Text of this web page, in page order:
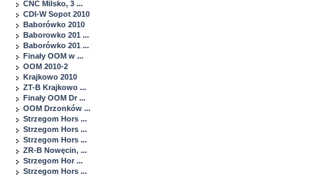
CNC Milsko, 3 ...
CDI-W Sopot 2010
Baborówko 2010
Baborowko 201 ...
Baborówko 201 ...
Finały OOM w ...
OOM 2010-2
Krajkowo 2010
ZT-B Krajkowo ...
Finały OOM Dr ...
OOM Drzonków ...
Strzegom Hors ...
Strzegom Hors ...
Strzegom Hors ...
ZR-B Nowęcin, ...
Strzegom Hor ...
Strzegom Hors ...